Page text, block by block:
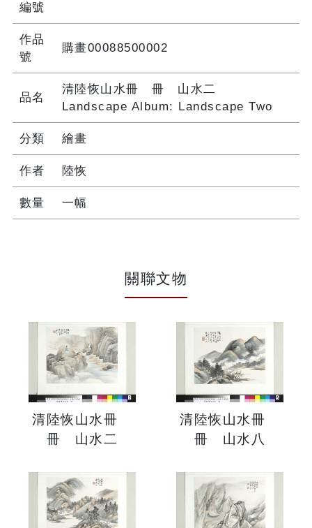
編號
作品
號
購畫00088500002
品名
清陸恢山水冊 冊 山水二
Landscape Album: Landscape Two
分類 繪畫
作者 陸恢
數量 一幅
關聯文物
清陸恢山水冊
冊 山水二
清陸恢山水冊
冊 山水八